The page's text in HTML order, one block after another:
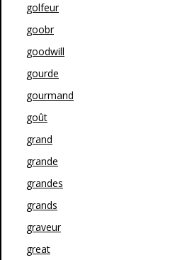
golfeur
goobr
goodwill
gourde
gourmand
goût
grand
grande
grandes
grands
graveur
great